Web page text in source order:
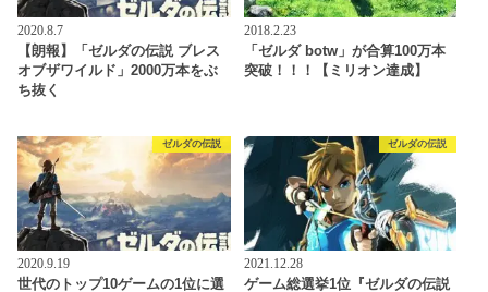
2020.8.7
【朗報】「ゼルダの伝説 ブレス
オブザワイルド」2000万本をぶ
ち抜く
2018.2.23
「ゼルダ botw」が合算100万本
突破！！！【ミリオン達成】
ゼルダの伝説
2020.9.19
世代のトップ10ゲームの1位に選
ゼルダの伝説
2021.12.28
ゲーム総選挙1位『ゼルダの伝説